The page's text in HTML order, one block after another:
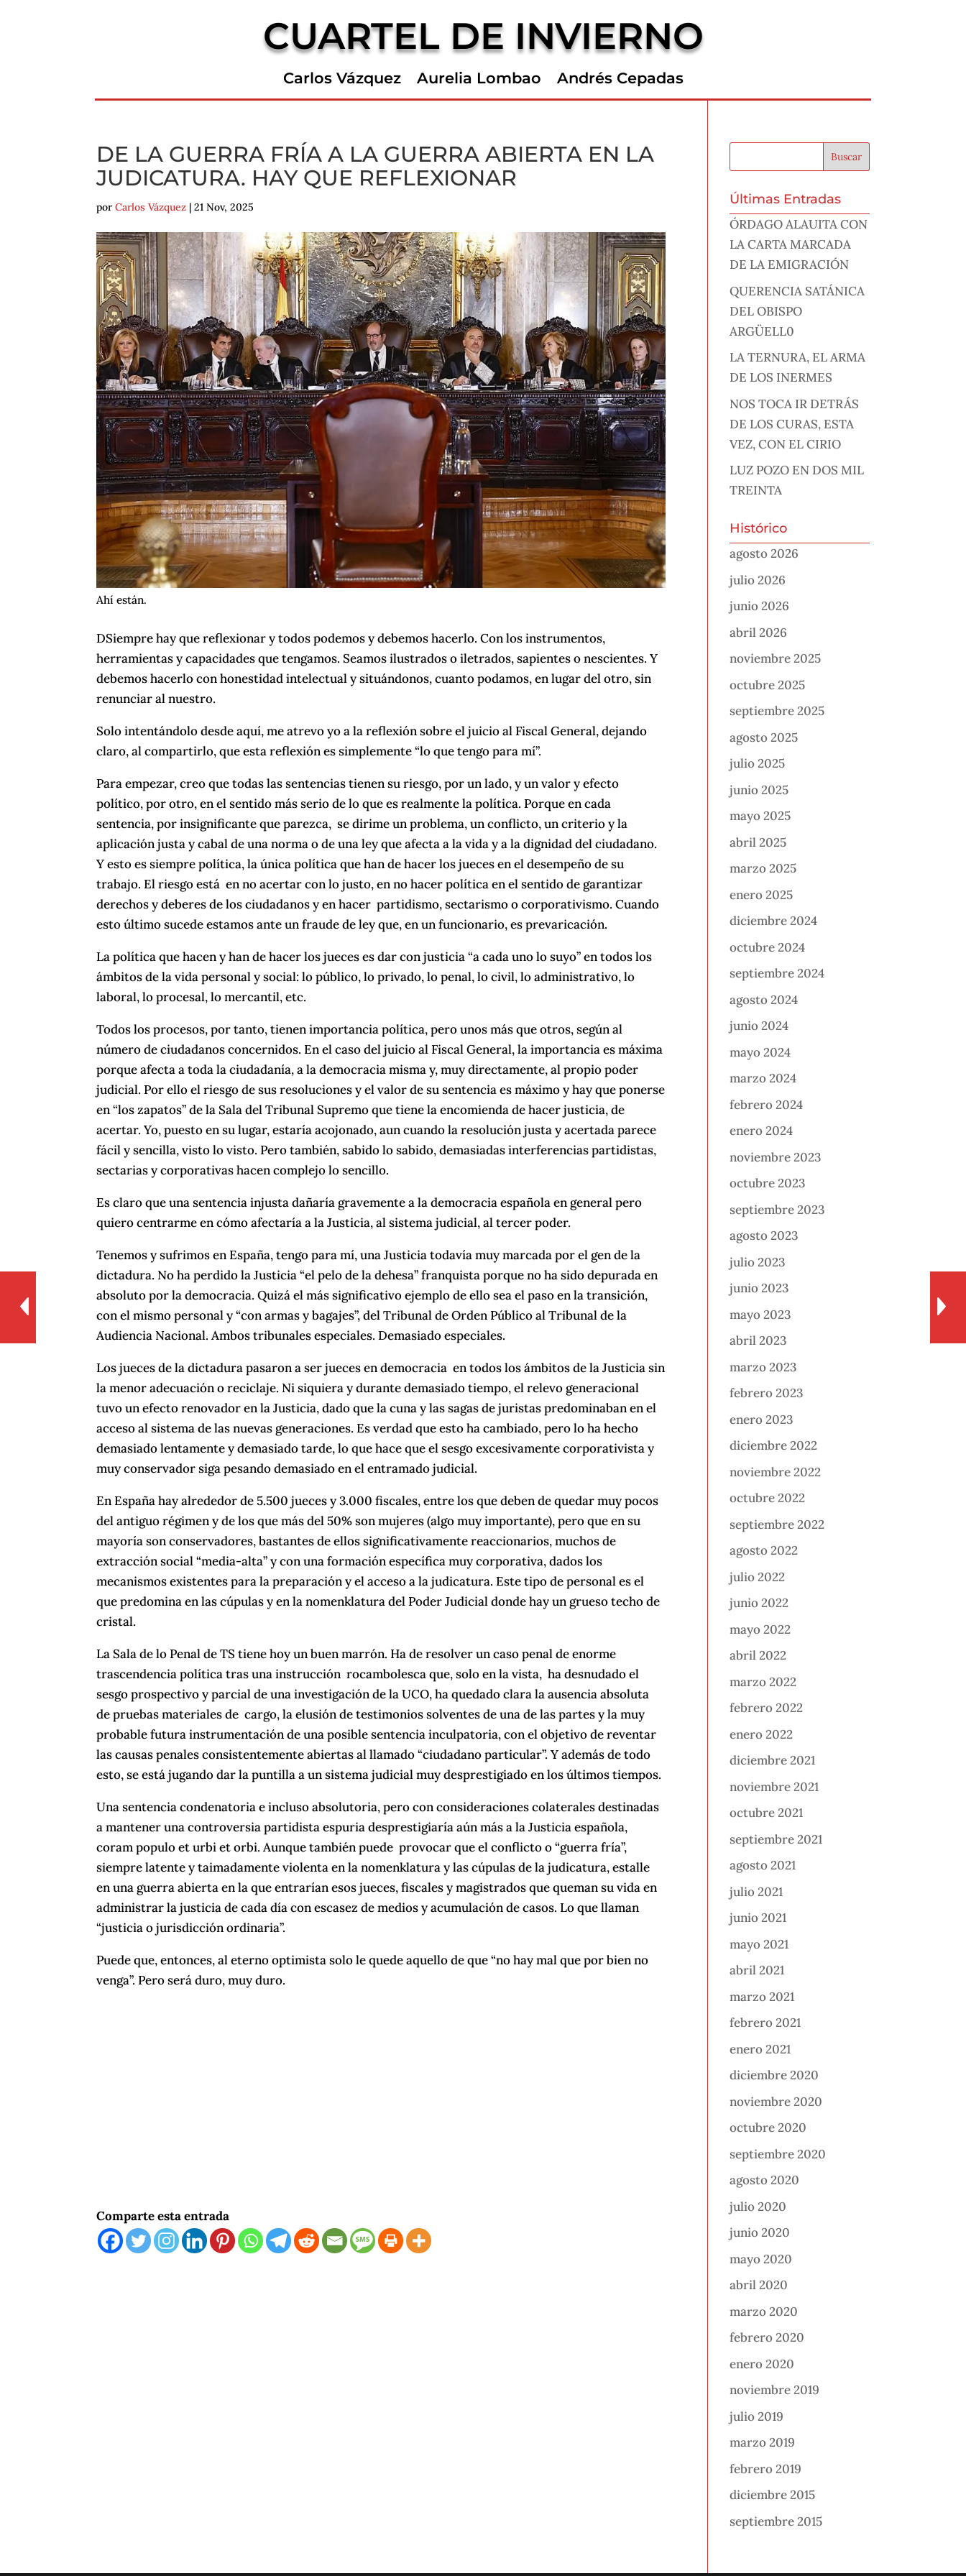
CUARTEL DE INVIERNO
Carlos Vázquez Aurelia Lombao Andrés Cepadas
DE LA GUERRA FRÍA A LA GUERRA ABIERTA EN LA
JUDICATURA. HAY QUE REFLEXIONAR
porCarlos Vázquez |21 Nov, 2025
Ahí están.
DSiempre hay que reflexionar y todos podemos y debemos hacerlo. Con los instrumentos,
herramientas y capacidades que tengamos. Seamos ilustrados o iletrados, sapientes o nescientes. Y
debemos hacerlo con honestidad intelectual y situándonos, cuanto podamos, en lugar del otro, sin
renunciar al nuestro.
Solo intentándolo desde aquí, me atrevo yo a la reflexión sobre el juicio al Fiscal General, dejando
claro, al compartirlo, que esta reflexión es simplemente “lo que tengo para mí”.
Para empezar, creo que todas las sentencias tienen su riesgo, por un lado, y un valor y efecto
político, por otro, en el sentido más serio de lo que es realmente la política. Porque en cada
sentencia, por insignificante que parezca, se dirime un problema, un conflicto, un criterio y la
aplicación justa y cabal de una norma o de una ley que afecta a la vida y a la dignidad del ciudadano.
Y esto es siempre política, la única política que han de hacer los jueces en el desempeño de su
trabajo. El riesgo está en no acertar con lo justo, en no hacer política en el sentido de garantizar
derechos y deberes de los ciudadanos y en hacer partidismo, sectarismo o corporativismo. Cuando
esto último sucede estamos ante un fraude de ley que, en un funcionario, es prevaricación.
La política que hacen y han de hacer los jueces es dar con justicia “a cada uno lo suyo” en todos los
ámbitos de la vida personal y social: lo público, lo privado, lo penal, lo civil, lo administrativo, lo
laboral, lo procesal, lo mercantil, etc.
Todos los procesos, por tanto, tienen importancia política, pero unos más que otros, según al
número de ciudadanos concernidos. En el caso del juicio al Fiscal General, la importancia es máxima
porque afecta a toda la ciudadanía, a la democracia misma y, muy directamente, al propio poder
judicial. Por ello el riesgo de sus resoluciones y el valor de su sentencia es máximo y hay que ponerse
en “los zapatos” de la Sala del Tribunal Supremo que tiene la encomienda de hacer justicia, de
acertar. Yo, puesto en su lugar, estaría acojonado, aun cuando la resolución justa y acertada parece
fácil y sencilla, visto lo visto. Pero también, sabido lo sabido, demasiadas interferencias partidistas,
sectarias y corporativas hacen complejo lo sencillo.
Es claro que una sentencia injusta dañaría gravemente a la democracia española en general pero
quiero centrarme en cómo afectaría a la Justicia, al sistema judicial, al tercer poder.
Tenemos y sufrimos en España, tengo para mí, una Justicia todavía muy marcada por el gen de la
dictadura. No ha perdido la Justicia “el pelo de la dehesa” franquista porque no ha sido depurada en
absoluto por la democracia. Quizá el más significativo ejemplo de ello sea el paso en la transición,
con el mismo personal y “con armas y bagajes”, del Tribunal de Orden Público al Tribunal de la
Audiencia Nacional. Ambos tribunales especiales. Demasiado especiales.
Los jueces de la dictadura pasaron a ser jueces en democracia en todos los ámbitos de la Justicia sin
la menor adecuación o reciclaje. Ni siquiera y durante demasiado tiempo, el relevo generacional
tuvo un efecto renovador en la Justicia, dado que la cuna y las sagas de juristas predominaban en el
acceso al sistema de las nuevas generaciones. Es verdad que esto ha cambiado, pero lo ha hecho
demasiado lentamente y demasiado tarde, lo que hace que el sesgo excesivamente corporativista y
muy conservador siga pesando demasiado en el entramado judicial.
En España hay alrededor de 5.500 jueces y 3.000 fiscales, entre los que deben de quedar muy pocos
del antiguo régimen y de los que más del 50% son mujeres (algo muy importante), pero que en su
mayoría son conservadores, bastantes de ellos significativamente reaccionarios, muchos de
extracción social “media-alta” y con una formación específica muy corporativa, dados los
mecanismos existentes para la preparación y el acceso a la judicatura. Este tipo de personal es el
que predomina en las cúpulas y en la nomenklatura del Poder Judicial donde hay un grueso techo de
cristal.
La Sala de lo Penal de TS tiene hoy un buen marrón. Ha de resolver un caso penal de enorme
trascendencia política tras una instrucción rocambolesca que, solo en la vista, ha desnudado el
sesgo prospectivo y parcial de una investigación de la UCO, ha quedado clara la ausencia absoluta
de pruebas materiales de cargo, la elusión de testimonios solventes de una de las partes y la muy
probable futura instrumentación de una posible sentencia inculpatoria, con el objetivo de reventar
las causas penales consistentemente abiertas al llamado “ciudadano particular”. Y además de todo
esto, se está jugando dar la puntilla a un sistema judicial muy desprestigiado en los últimos tiempos.
Una sentencia condenatoria e incluso absolutoria, pero con consideraciones colaterales destinadas
a mantener una controversia partidista espuria desprestigiaría aún más a la Justicia española,
coram populo et urbi et orbi. Aunque también puede provocar que el conflicto o “guerra fría”,
siempre latente y taimadamente violenta en la nomenklatura y las cúpulas de la judicatura, estalle
en una guerra abierta en la que entrarían esos jueces, fiscales y magistrados que queman su vida en
administrar la justicia de cada día con escasez de medios y acumulación de casos. Lo que llaman
“justicia o jurisdicción ordinaria”.
Puede que, entonces, al eterno optimista solo le quede aquello de que “no hay mal que por bien no
venga”. Pero será duro, muy duro.
Comparte esta entrada
Últimas Entradas
ÓRDAGO ALAUITA CON
LA CARTA MARCADA
DE LA EMIGRACIÓN
QUERENCIA SATÁNICA
DEL OBISPO
ARGÜELL0
LA TERNURA, EL ARMA
DE LOS INERMES
NOS TOCA IR DETRÁS
DE LOS CURAS, ESTA
VEZ, CON EL CIRIO
LUZ POZO EN DOS MIL
TREINTA
Histórico
agosto 2026
julio 2026
junio 2026
abril 2026
noviembre 2025
octubre 2025
septiembre 2025
agosto 2025
julio 2025
junio 2025
mayo 2025
abril 2025
marzo 2025
enero 2025
diciembre 2024
octubre 2024
septiembre 2024
agosto 2024
junio 2024
mayo 2024
marzo 2024
febrero 2024
enero 2024
noviembre 2023
octubre 2023
septiembre 2023
agosto 2023
julio 2023
junio 2023
mayo 2023
abril 2023
marzo 2023
febrero 2023
enero 2023
diciembre 2022
noviembre 2022
octubre 2022
septiembre 2022
agosto 2022
julio 2022
junio 2022
mayo 2022
abril 2022
marzo 2022
febrero 2022
enero 2022
diciembre 2021
noviembre 2021
octubre 2021
septiembre 2021
agosto 2021
julio 2021
junio 2021
mayo 2021
abril 2021
marzo 2021
febrero 2021
enero 2021
diciembre 2020
noviembre 2020
octubre 2020
septiembre 2020
agosto 2020
julio 2020
junio 2020
mayo 2020
abril 2020
marzo 2020
febrero 2020
enero 2020
noviembre 2019
julio 2019
marzo 2019
febrero 2019
diciembre 2015
septiembre 2015